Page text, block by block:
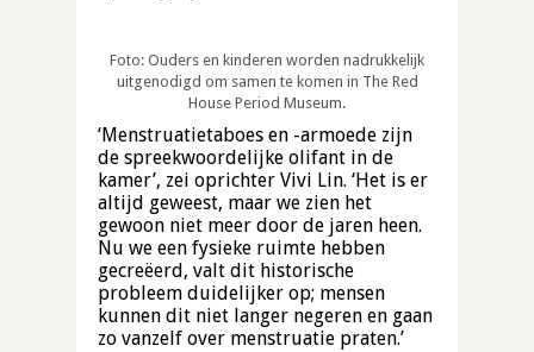
Foto: Ouders en kinderen worden nadrukkelijk
uitgenodigd om samen te komen in The Red
House Period Museum.
‘Menstruatietaboes en -armoede zijn
de spreekwoordelijke olifant in de
kamer’, zei oprichter Vivi Lin. ‘Het is er
altijd geweest, maar we zien het
gewoon niet meer door de jaren heen.
Nu we een fysieke ruimte hebben
gecreëerd, valt dit historische
probleem duidelijker op; mensen
kunnen dit niet langer negeren en gaan
zo vanzelf over menstruatie praten.’